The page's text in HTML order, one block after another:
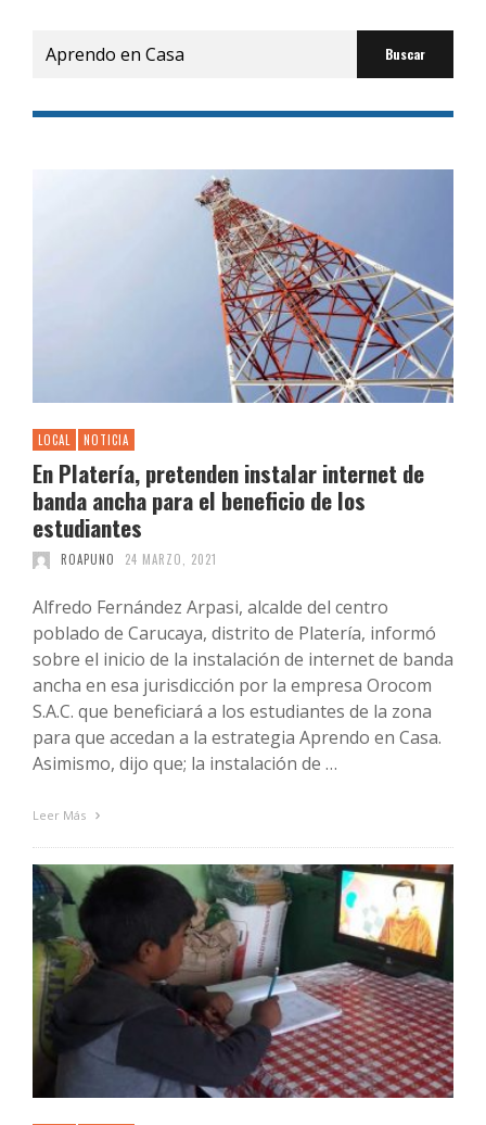
Buscar
por:
LOCAL NOTICIA
En Platería, pretenden instalar internet de
banda ancha para el beneficio de los
estudiantes
ROAPUNO 24 MARZO, 2021
Alfredo Fernández Arpasi, alcalde del centro
poblado de Carucaya, distrito de Platería, informó
sobre el inicio de la instalación de internet de banda
ancha en esa jurisdicción por la empresa Orocom
S.A.C. que beneficiará a los estudiantes de la zona
para que accedan a la estrategia Aprendo en Casa.
Asimismo, dijo que; la instalación de …
Leer Más